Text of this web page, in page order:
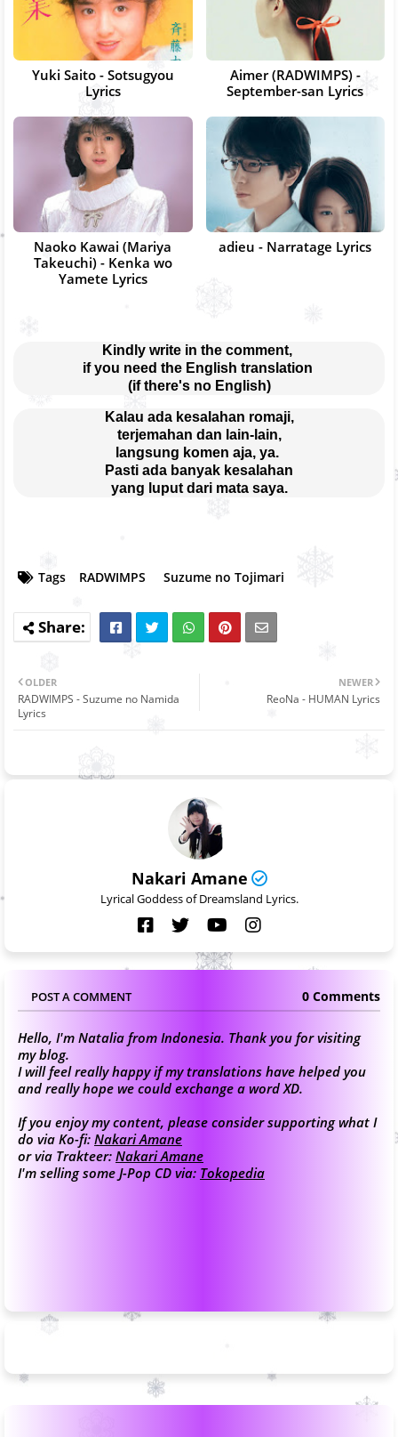
Yuki Saito - Sotsugyou
Lyrics
Aimer (RADWIMPS) -
September-san Lyrics
Naoko Kawai (Mariya
Takeuchi) - Kenka wo
Yamete Lyrics
adieu - Narratage Lyrics
Kindly write in the comment,
if you need the English translation
(if there's no English)
Kalau ada kesalahan romaji,
terjemahan dan lain-lain,
langsung komen aja, ya.
Pasti ada banyak kesalahan
yang luput dari mata saya.
Tags RADWIMPS Suzume no Tojimari
NEWER
ReoNa - HUMAN Lyrics
OLDER
RADWIMPS - Suzume no Namida
Lyrics
Nakari Amane
Lyrical Goddess of Dreamsland Lyrics.
POST A COMMENT 0 Comments
Hello, I'm Natalia from Indonesia. Thank you for visiting
my blog.
I will feel really happy if my translations have helped you
and really hope we could exchange a word XD.
If you enjoy my content, please consider supporting what I
do via Ko-fi: Nakari Amane
or via Trakteer: Nakari Amane
I'm selling some J-Pop CD via: Tokopedia